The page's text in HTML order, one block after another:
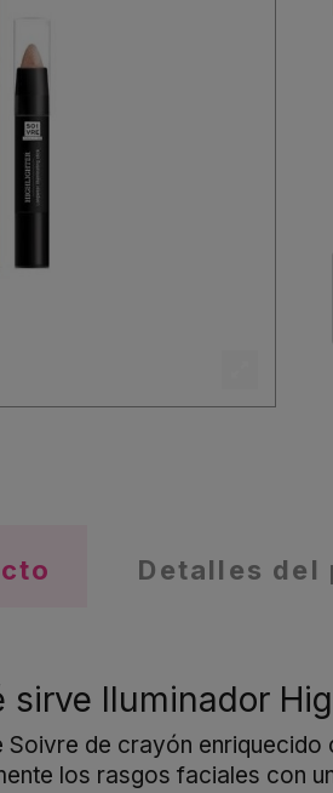
Detalles del
sirve Iluminador
Soivre de crayón
los rasgos faciales con